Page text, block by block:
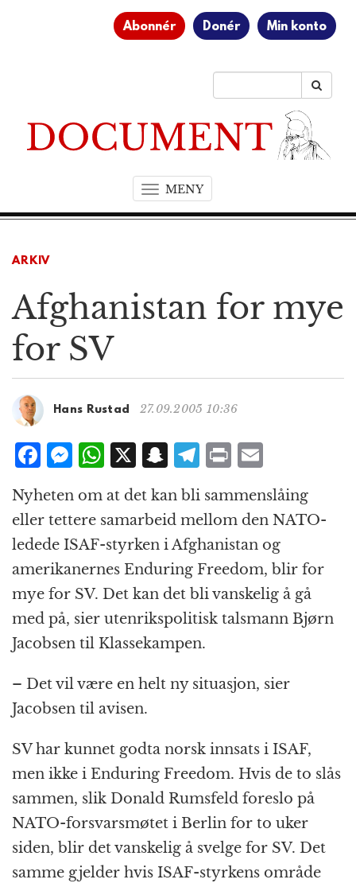
Abonnér Donér Min konto
MENYT
o
a
n
ARKIV
Afghanistan for mye
for SV
Hans Rustad 27.09.2005 10:36
F
c
e
b
o
o
k
M
ss
e
n
g
e
r
W
at
s
A
p
p
X S
n
a
p
c
h
at
T
e
g
r
a
m
P
n
t
m
ai
l
Nyheten om at det kan bli sammenslåing
eller tettere samarbeid mellom den NATO-
ledede ISAF-styrken i Afghanistan og
amerikanernes Enduring Freedom, blir for
mye for SV. Det kan det bli vanskelig å gå
med på, sier utenrikspolitisk talsmann Bjørn
Jacobsen til Klassekampen.
– Det vil være en helt ny situasjon, sier
Jacobsen til avisen.
SV har kunnet godta norsk innsats i ISAF,
men ikke i Enduring Freedom. Hvis de to slås
sammen, slik Donald Rumsfeld foreslo på
NATO-forsvarsmøtet i Berlin for to uker
siden, blir det vanskelig å svelge for SV. Det
samme gjelder hvis ISAF-styrkens område